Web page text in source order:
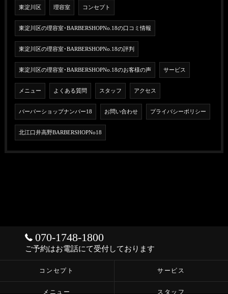
東淀川区 理容室 コンセプト
東淀川区の理容室･BARBERSHOPNo.18の口コミ情報
東淀川区の理容室･BARBERSHOPNo.18の評判
東淀川区の理容室･BARBERSHOPNo.18のお客様の声 サービス
メニュー よくある質問 スタッフ アクセス
バーバーショップナンバー18 お問い合わせ プライバシーポリシー
北江口井高野BARBERSHOPNo18
070-1748-1800
ご予約はお電話にて受付しております
コンセプト サービス
メニュー スタッフ